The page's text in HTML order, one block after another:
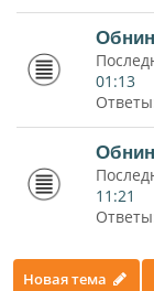
01:13
11:21
Новая тема